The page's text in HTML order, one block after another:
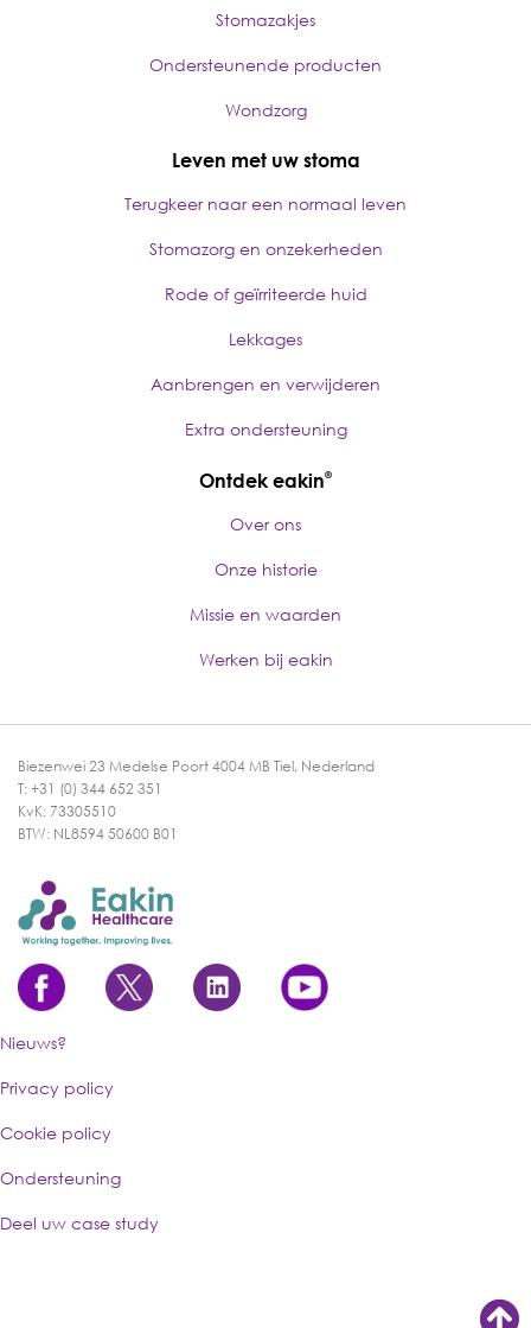
Stomazakjes
Ondersteunende producten
Wondzorg
Leven met uw stoma
Terugkeer naar een normaal leven
Stomazorg en onzekerheden
Rode of geïrriteerde huid
Lekkages
Aanbrengen en verwijderen
Extra ondersteuning
Ontdek eakin®
Over ons
Onze historie
Missie en waarden
Werken bij eakin
Biezenwei 23 Medelse Poort 4004 MB Tiel, Nederland
T: +31 (0) 344 652 351
KvK: 73305510
BTW: NL8594 50600 B01
Nieuws?
Privacy policy
Cookie policy
Ondersteuning
Deel uw case study